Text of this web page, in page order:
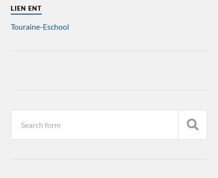
LIEN ENT
Touraine-Eschool